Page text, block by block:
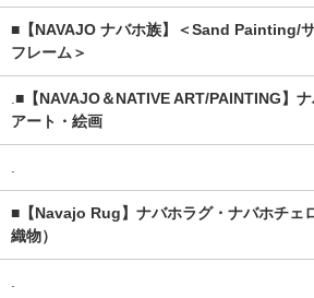
■【NAVAJO ナバホ族】＜Sand Painting/
フレーム＞
■【NAVAJO＆NATIVE ART/PAINTING】
アート・絵画
■【Navajo Rug】ナバホラグ・ナバホチェ
織物）